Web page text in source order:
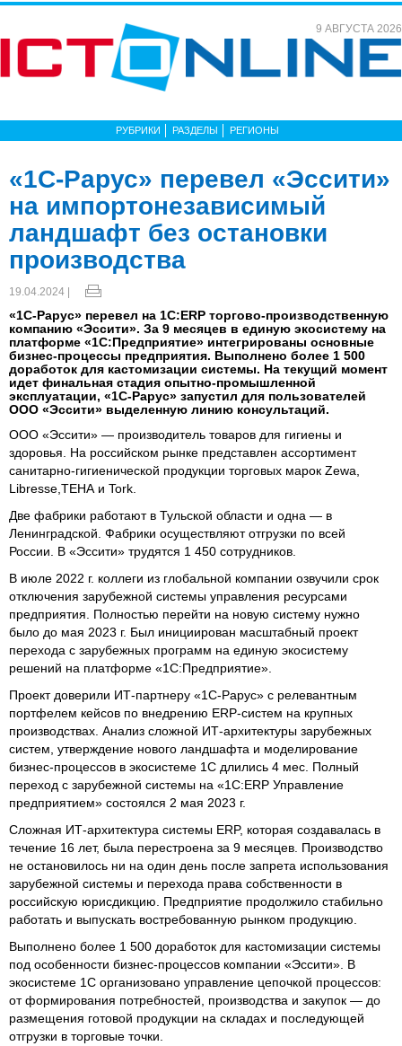
9 АВГУСТА 2026
РУБРИКИ РАЗДЕЛЫ РЕГИОНЫ
«1С-Рарус» перевел «Эссити»
на импортонезависимый
ландшафт без остановки
производства
19.04.2024 |
«1С-Рарус» перевел на 1С:ERP торгово-производственную
компанию «Эссити». За 9 месяцев в единую экосистему на
платформе «1С:Предприятие» интегрированы основные
бизнес-процессы предприятия. Выполнено более 1 500
доработок для кастомизации системы. На текущий момент
идет финальная стадия опытно-промышленной
эксплуатации, «1С‑Рарус» запустил для пользователей
ООО «Эссити» выделенную линию консультаций.
ООО «Эссити» — производитель товаров для гигиены и
здоровья. На российском рынке представлен ассортимент
санитарно‑гигиенической продукции торговых марок Zewa,
Libresse,ТЕHА и Tork.
Две фабрики работают в Тульской области и одна — в
Ленинградской. Фабрики осуществляют отгрузки по всей
России. В «Эссити» трудятся 1 450 сотрудников.
В июле 2022 г. коллеги из глобальной компании озвучили срок
отключения зарубежной системы управления ресурсами
предприятия. Полностью перейти на новую систему нужно
было до мая 2023 г. Был инициирован масштабный проект
перехода с зарубежных программ на единую экосистему
решений на платформе «1С:Предприятие».
Проект доверили ИТ‑партнеру «1С‑Рарус» с релевантным
портфелем кейсов по внедрению ERP‑систем на крупных
производствах. Анализ сложной ИТ‑архитектуры зарубежных
систем, утверждение нового ландшафта и моделирование
бизнес-процессов в экосистеме 1С длились 4 мес. Полный
переход с зарубежной системы на «1С:ERP Управление
предприятием» состоялся 2 мая 2023 г.
Сложная ИТ‑архитектура системы ERP, которая создавалась в
течение 16 лет, была перестроена за 9 месяцев. Производство
не остановилось ни на один день после запрета использования
зарубежной системы и перехода права собственности в
российскую юрисдикцию. Предприятие продолжило стабильно
работать и выпускать востребованную рынком продукцию.
Выполнено более 1 500 доработок для кастомизации системы
под особенности бизнес‑процессов компании «Эссити». В
экосистеме 1С организовано управление цепочкой процессов:
от формирования потребностей, производства и закупок — до
размещения готовой продукции на складах и последующей
отгрузки в торговые точки.